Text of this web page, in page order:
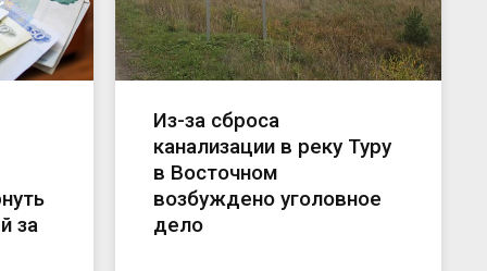
за
Из-за сброса
канализации в реку Туру
в Восточном
возбуждено уголовное
дело